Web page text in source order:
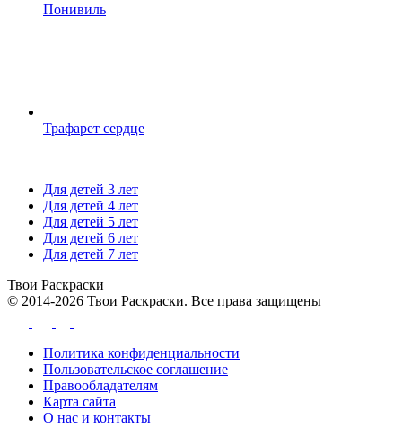
Понивиль
Трафарет сердце
Для детей 3 лет
Для детей 4 лет
Для детей 5 лет
Для детей 6 лет
Для детей 7 лет
Твои Раскраски
© 2014-2026 Твои Раскраски. Все права защищены
Политика конфиденциальности
Пользовательское соглашение
Правообладателям
Карта сайта
О нас и контакты